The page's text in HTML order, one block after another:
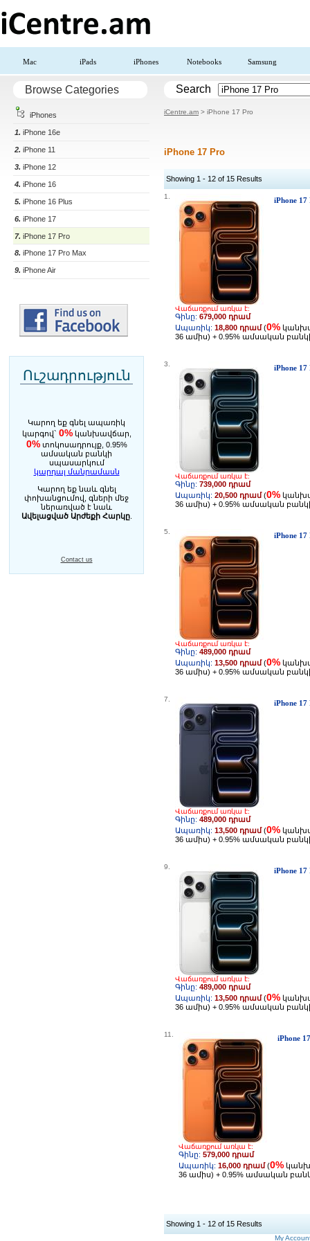
Mac iPads iPhones Notebooks Samsung
Browse Categories
iPhones
1. iPhone 16e
2. iPhone 11
3. iPhone 12
4. iPhone 16
5. iPhone 16 Plus
6. iPhone 17
7. iPhone 17 Pro
8. iPhone 17 Pro Max
9. iPhone Air
Ուշադրություն
Կարող եք գնել ապառիկ
կարգով` 0%կանխավճար,
0%տոկոսադրույք, 0.95%
ամսական բանկի
սպասարկում
կարդալ մանրամասն
Կարող եք նաև գնել
փոխանցումով, գների մեջ
ներառված է նաև
Ավելացված Արժեքի Հարկը.
Contact us
Search
iCentre.am > iPhone 17 Pro
iPhone 17 Pro
Showing 1 - 12 of 15 Results
1. iPhone 17
Վաճառքում առկա է:
Գինը: 679,000 դրամ
Ապառիկ: 18,800 դրամ(0%
36 ամիս) + 0.95% ամսական
3. iPhone 17
Վաճառքում առկա է:
Գինը: 739,000 դրամ
Ապառիկ: 20,500 դրամ(0%
36 ամիս) + 0.95% ամսական
5. iPhone 17
Վաճառքում առկա է:
Գինը: 489,000 դրամ
Ապառիկ: 13,500 դրամ(0%
36 ամիս) + 0.95% ամսական
7. iPhone 17
Վաճառքում առկա է:
Գինը: 489,000 դրամ
Ապառիկ: 13,500 դրամ(0%
36 ամիս) + 0.95% ամսական
9. iPhone 17
Վաճառքում առկա է:
Գինը: 489,000 դրամ
Ապառիկ: 13,500 դրամ(0%
36 ամիս) + 0.95% ամսական
11. iPhone
Վաճառքում առկա է:
Գինը: 579,000 դրամ
Ապառիկ: 16,000 դրամ(0%
36 ամիս) + 0.95% ամսական
Showing 1 - 12 of 15 Results
My